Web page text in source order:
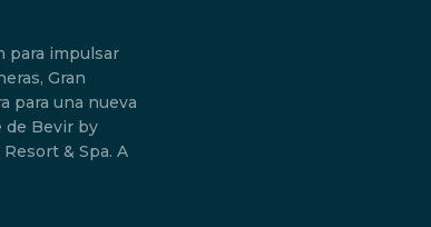
Don't miss out!
para impulsar
para una nueva
de Bevir by
& Spa. A